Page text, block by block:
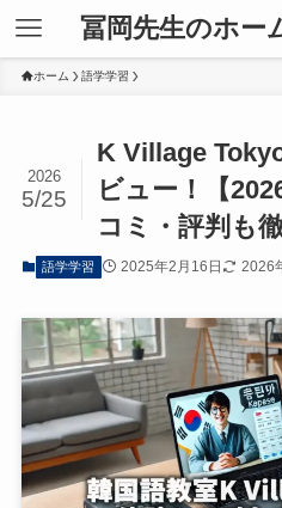
冨岡先生のホー
ホーム 語学学習
K Village
ビュー！【
コミ・評判も
2026
5/25
語学学習 2025年2月16日 2026